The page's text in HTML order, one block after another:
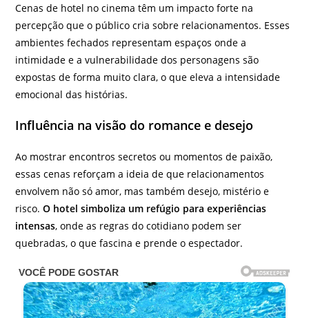
Cenas de hotel no cinema têm um impacto forte na
percepção que o público cria sobre relacionamentos. Esses
ambientes fechados representam espaços onde a
intimidade e a vulnerabilidade dos personagens são
expostas de forma muito clara, o que eleva a intensidade
emocional das histórias.
Influência na visão do romance e desejo
Ao mostrar encontros secretos ou momentos de paixão,
essas cenas reforçam a ideia de que relacionamentos
envolvem não só amor, mas também desejo, mistério e
risco.O hotel simboliza um refúgio para experiências
intensas, onde as regras do cotidiano podem ser
quebradas, o que fascina e prende o espectador.